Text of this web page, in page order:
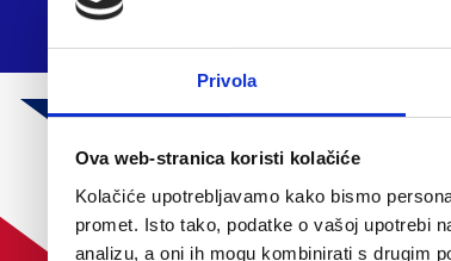
Privola
Ova web-stranica koristi kolačiće
Kolačiće upotrebljavamo kako bismo
promet. Isto tako, podatke o vašoj upotrebi
analizu, a oni ih mogu kombinirati s drugim